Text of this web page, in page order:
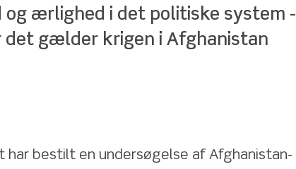
og ærlighed i det politiske system -
det gælder krigen i Afghanistan
har bestilt en undersøgelse af Afghanistan-